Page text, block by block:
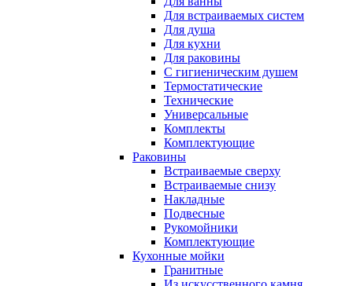
Для встраиваемых систем
Для душа
Для кухни
Для раковины
С гигиеническим душем
Термостатические
Технические
Универсальные
Комплекты
Комплектующие
Раковины
Встраиваемые сверху
Встраиваемые снизу
Накладные
Подвесные
Рукомойники
Комплектующие
Кухонные мойки
Гранитные